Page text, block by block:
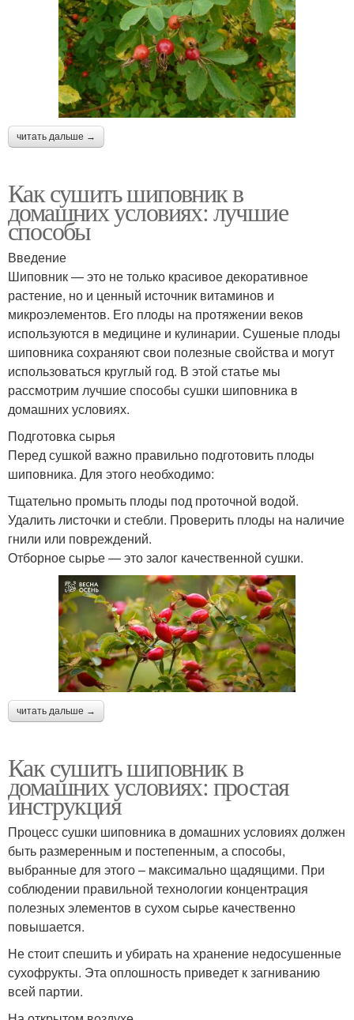
читать дальше →
Как сушить шиповник в
домашних условиях: лучшие
способы
Введение
Шиповник — это не только красивое декоративное
растение, но и ценный источник витаминов и
микроэлементов. Его плоды на протяжении веков
используются в медицине и кулинарии. Сушеные плоды
шиповника сохраняют свои полезные свойства и могут
использоваться круглый год. В этой статье мы
рассмотрим лучшие способы сушки шиповника в
домашних условиях.
Подготовка сырья
Перед сушкой важно правильно подготовить плоды
шиповника. Для этого необходимо:
Тщательно промыть плоды под проточной водой.
Удалить листочки и стебли. Проверить плоды на наличие
гнили или повреждений.
Отборное сырье — это залог качественной сушки.
читать дальше →
Как сушить шиповник в
домашних условиях: простая
инструкция
Процесс сушки шиповника в домашних условиях должен
быть размеренным и постепенным, а способы,
выбранные для этого – максимально щадящими. При
соблюдении правильной технологии концентрация
полезных элементов в сухом сырье качественно
повышается.
Не стоит спешить и убирать на хранение недосушенные
сухофрукты. Эта оплошность приведет к загниванию
всей партии.